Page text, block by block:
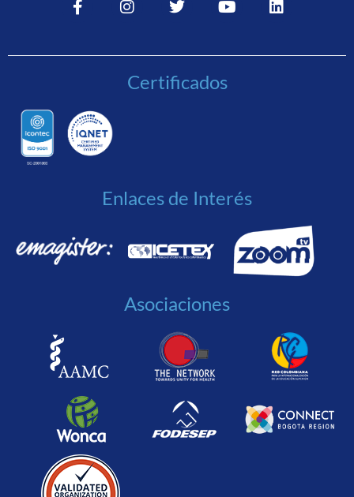
Certificados
Enlaces de Interés
Asociaciones